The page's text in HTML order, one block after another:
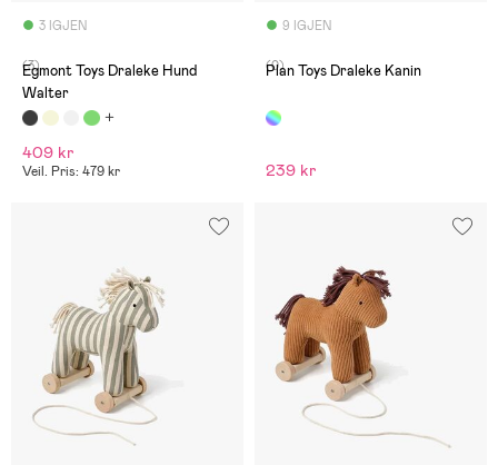
3 IGJEN
(3)
Egmont Toys Draleke Hund
Walter
409 kr
Veil. Pris: 479 kr
9 IGJEN
(0)
Plan Toys Draleke Kanin
239 kr